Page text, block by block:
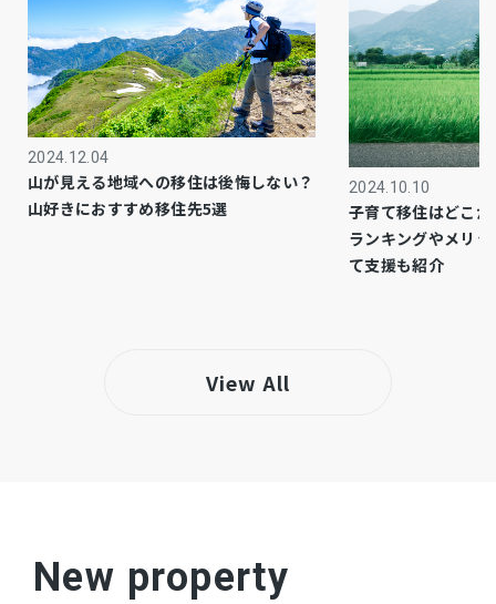
ガス プロパン個別
都市計画 市街化区域
用途地域 1種住居
設備・条件 －
■エスパティオ 下川入店／徒歩約24分（約1,900
2024.12.04
山が見える地域への移住は後悔しない？
山好きにおすすめ移住先5選
2024.10.10
子育て移住はどこ
ランキングやメリ
て支援も紹介
View All
New property